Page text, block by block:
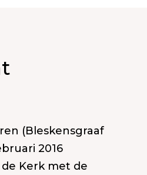
(Bleskensgraaf
2016
Kerk met de